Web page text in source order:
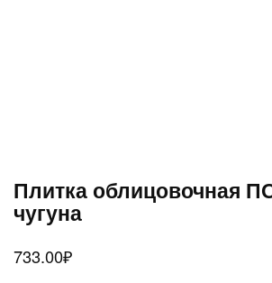
Плитка облицовочная
чугуна
733.00₽